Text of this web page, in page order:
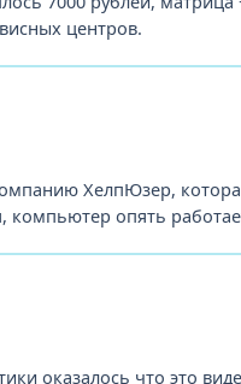
центров.
ХелпЮзер,
опять
оказалось что это